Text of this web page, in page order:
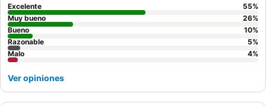
carretera para minimizar el posible ruido de la misma.
Excelente 55%
Muy bueno
26%
Bueno
10%
Razonable
5%
Malo
4%
Ver opiniones